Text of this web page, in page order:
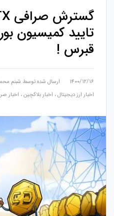
تایید کمیسیون
قبرس !
۱۴۰۰/۱۲/۱۶ ارسال شده توسط شبنم
اخبار ارز دیجیتال، اخبار بلاکچین، اخبار